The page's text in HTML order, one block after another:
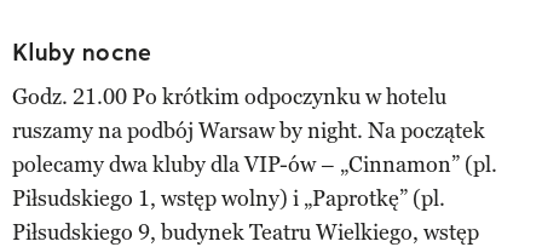
Kluby nocne
Godz. 21.00 Po krótkim odpoczynku w hotelu
ruszamy na podbój Warsaw by night. Na początek
polecamy dwa kluby dla VIP-ów – „Cinnamon” (pl.
Piłsudskiego 1, wstęp wolny) i „Paprotkę” (pl.
Piłsudskiego 9, budynek Teatru Wielkiego, wstęp